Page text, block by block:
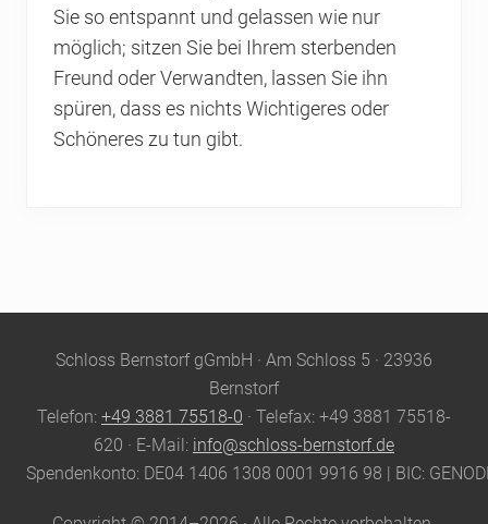
Sie so entspannt und gelassen wie nur
möglich; sitzen Sie bei Ihrem sterbenden
Freund oder Verwandten, lassen Sie ihn
spüren, dass es nichts Wichtigeres oder
Schöneres zu tun gibt.
SiteSchloss Bernstorf gGmbH · Am Schloss 5 · 23936
Bernstorf
Telefon: +49 3881 75518-0 · Telefax: +49 3881 75518-
620 · E-Mail: info@schloss-bernstorf.de
Spendenkonto: DE04 1406 1308 0001 9916 98 | BIC: